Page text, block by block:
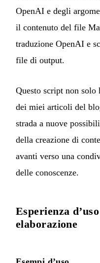
OpenAI e degli
il contenuto del file
traduzione OpenAI e
file di output.
Questo script non solo
dei miei articoli del
strada a nuove
della creazione di
avanti verso una
delle conoscenze.
Esperienza
elaborazione